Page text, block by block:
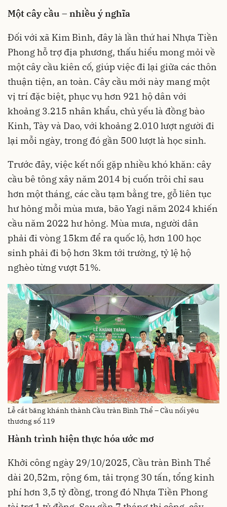
Một cây cầu – nhiều ý nghĩa
Đối với xã Kim Bình, đây là lần thứ hai Nhựa Tiền
Phong hỗ trợ địa phương, thấu hiểu mong mỏi về
một cây cầu kiên cố, giúp việc đi lại giữa các thôn
thuận tiện, an toàn. Cây cầu mới này mang một
vị trí đặc biệt, phục vụ hơn 921 hộ dân với
khoảng 3.215 nhân khẩu, chủ yếu là đồng bào
Kinh, Tày và Dao, với khoảng 2.010 lượt người đi
lại mỗi ngày, trong đó gần 500 lượt là học sinh.
Trước đây, việc kết nối gặp nhiều khó khăn: cây
cầu bê tông xây năm 2014 bị cuốn trôi chỉ sau
hơn một tháng, các cầu tạm bằng tre, gỗ liên tục
hư hỏng mỗi mùa mưa, bão Yagi năm 2024 khiến
cầu năm 2022 hư hỏng. Mùa mưa, người dân
phải đi vòng 15km để ra quốc lộ, hơn 100 học
sinh phải đi bộ hơn 3km tới trường, tỷ lệ hộ
nghèo từng vượt 51%.
Lễ cắt băng khánh thành Cầu tràn Bình Thể – Cầu nối yêu
thương số 119
Hành trình hiện thực hóa ước mơ
Khởi công ngày 29/10/2025, Cầu tràn Bình Thể
dài 20,52m, rộng 6m, tải trọng 30 tấn, tổng kinh
phí hơn 3,5 tỷ đồng, trong đó Nhựa Tiền Phong